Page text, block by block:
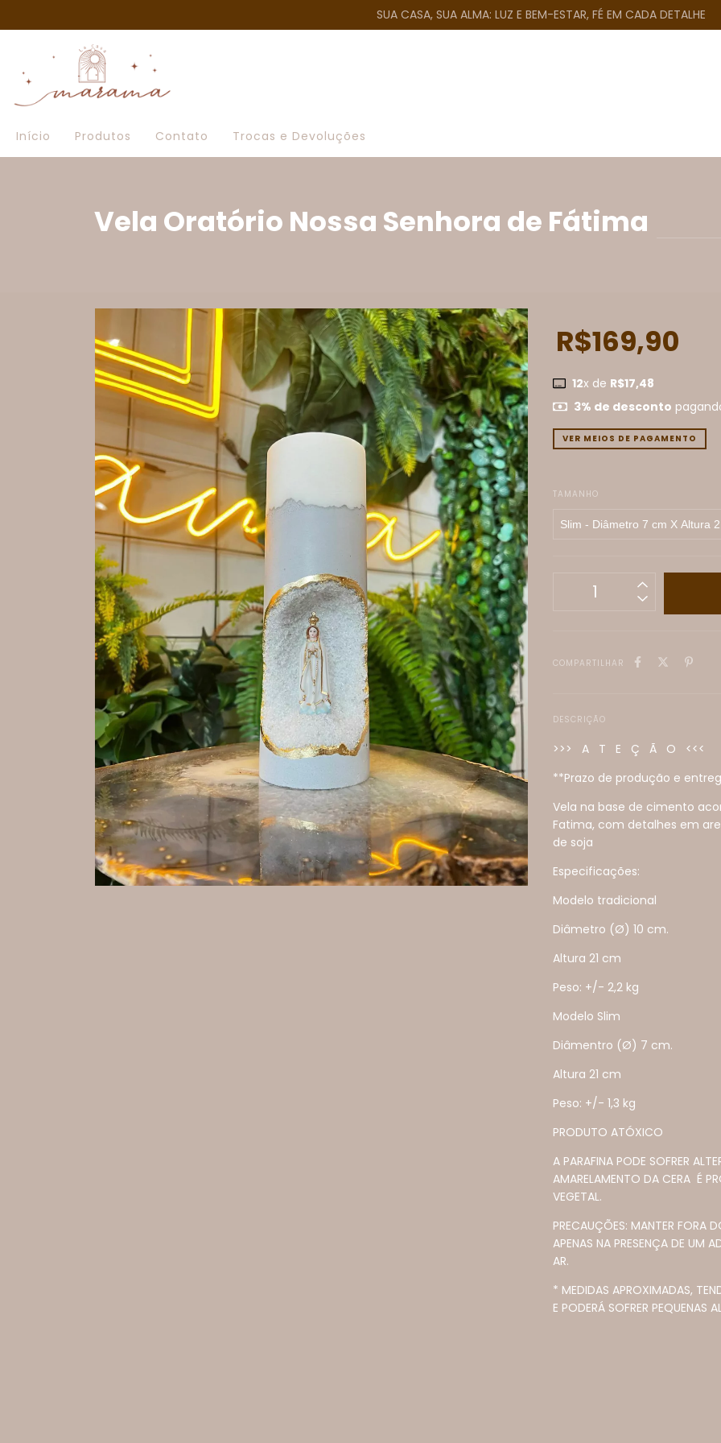
SUA CASA, SUA ALMA: LUZ E BEM-ESTAR, FÉ EM CADA DETALHE
Início Produtos Contato Trocas e Devoluções
Vela Oratório Nossa Senhora de Fátima
R$169,90
12x de R$17,48
3% de desconto
VER MEIOS DE PAGAMENTO
TAMANHO
COMPARTILHAR
DESCRIÇÃO
>>> A T E Ç Ã O <<<
**Prazo de produção e
Vela na base de cimento
Fatima, com detalhes em
de soja
Especificações:
Modelo tradicional
Diâmetro (Ø) 10 cm.
Altura 21 cm
Peso: +/- 2,2 kg
Modelo Slim
Diâmentro (Ø) 7 cm.
Altura 21 cm
Peso: +/- 1,3 kg
PRODUTO ATÓXICO
A PARAFINA PODE SOFRER
AMARELAMENTO DA CERA É
VEGETAL.
PRECAUÇÕES: MANTER FORA
APENAS NA PRESENÇA DE UM
AR.
* MEDIDAS APROXIMADAS,
E PODERÁ SOFRER PEQUENAS